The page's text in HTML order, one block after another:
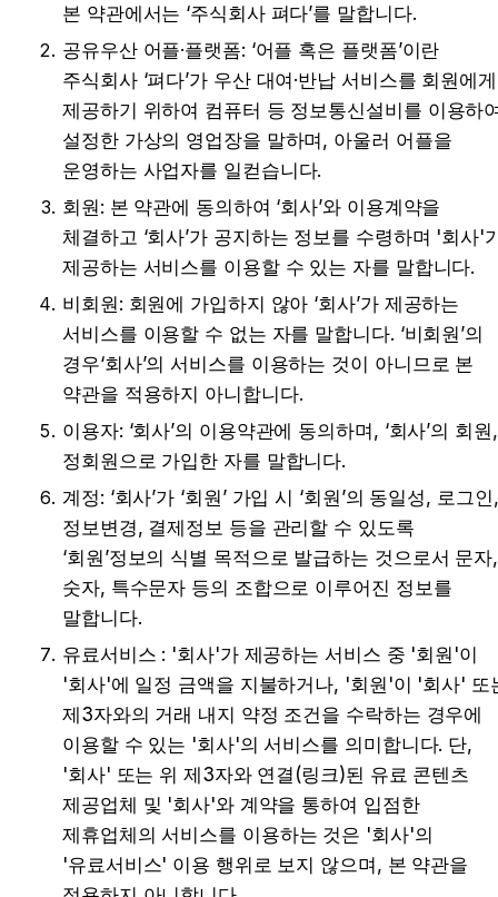
본 약관에서는 ‘주식회사 펴다’를 말합니다.
공유우산 어플·플랫폼: ‘어플 혹은 플랫폼’이란
주식회사 ‘펴다’가 우산 대여·반납 서비스를 회원에게
제공하기 위하여 컴퓨터 등 정보통신설비를 이용하
설정한 가상의 영업장을 말하며, 아울러 어플을
운영하는 사업자를 일컫습니다.
회원: 본 약관에 동의하여 ‘회사’와 이용계약을
체결하고 ‘회사’가 공지하는 정보를 수령하며 '회사'
제공하는 서비스를 이용할 수 있는 자를 말합니다.
비회원: 회원에 가입하지 않아 ‘회사’가 제공하는
서비스를 이용할 수 없는 자를 말합니다. ‘비회원’의
경우‘회사’의 서비스를 이용하는 것이 아니므로 본
약관을 적용하지 아니합니다.
이용자: ‘회사’의 이용약관에 동의하며, ‘회사’의 회원,
정회원으로 가입한 자를 말합니다.
계정: ‘회사’가 ‘회원’ 가입 시 ‘회원’의 동일성, 로그인,
정보변경, 결제정보 등을 관리할 수 있도록
‘회원’정보의 식별 목적으로 발급하는 것으로서 문자,
숫자, 특수문자 등의 조합으로 이루어진 정보를
말합니다.
유료서비스 : '회사'가 제공하는 서비스 중 '회원'이
'회사'에 일정 금액을 지불하거나, '회원'이 '회사' 또
제3자와의 거래 내지 약정 조건을 수락하는 경우에
이용할 수 있는 '회사'의 서비스를 의미합니다. 단,
'회사' 또는 위 제3자와 연결(링크)된 유료 콘텐츠
제공업체 및 '회사'와 계약을 통하여 입점한
제휴업체의 서비스를 이용하는 것은 '회사'의
'유료서비스' 이용 행위로 보지 않으며, 본 약관을